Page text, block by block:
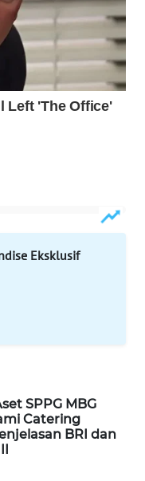
Eksklusif
SPPG MBG
Catering
BRI dan